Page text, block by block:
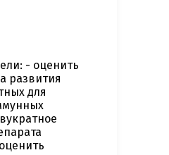
- оценить
развития
для